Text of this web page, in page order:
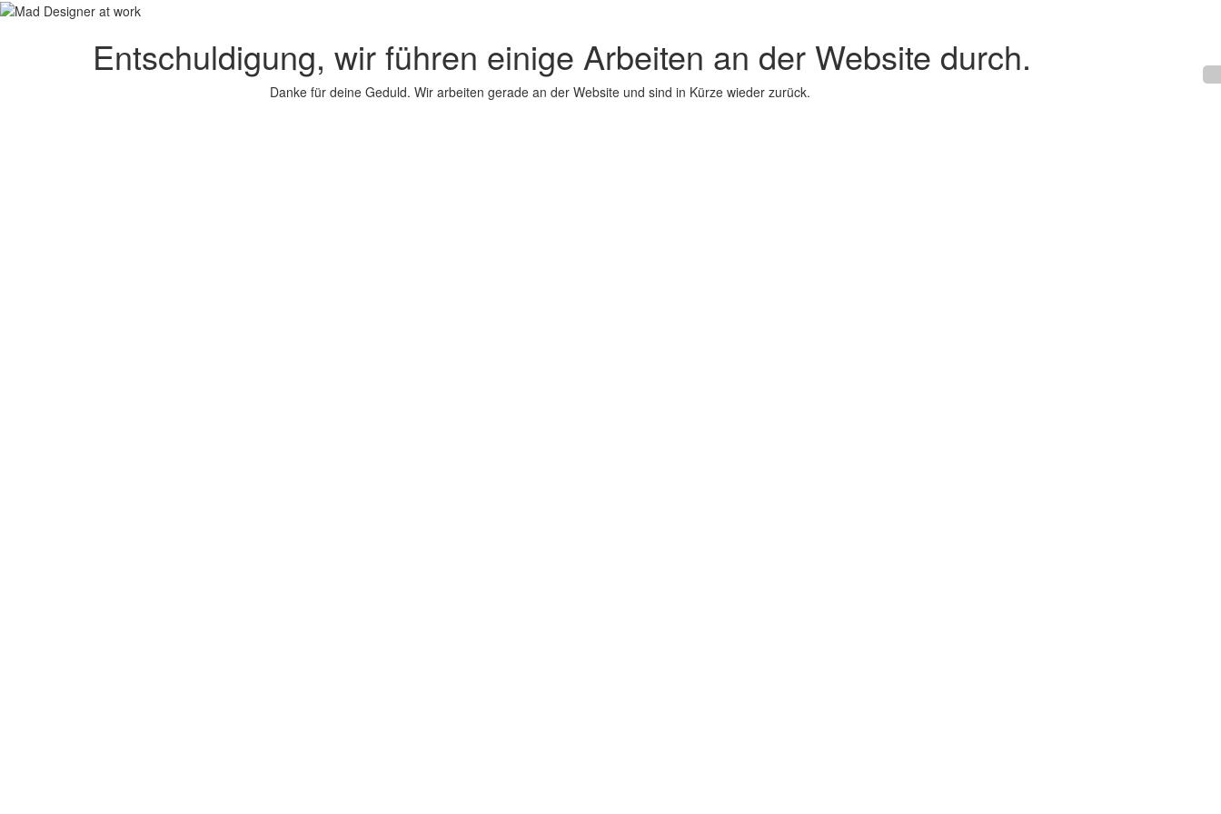
Entschuldigung, wir führen einige Arbeiten an der Website durch.
Danke für deine Geduld. Wir arbeiten gerade an der Website und sind in Kürze wieder zurück.